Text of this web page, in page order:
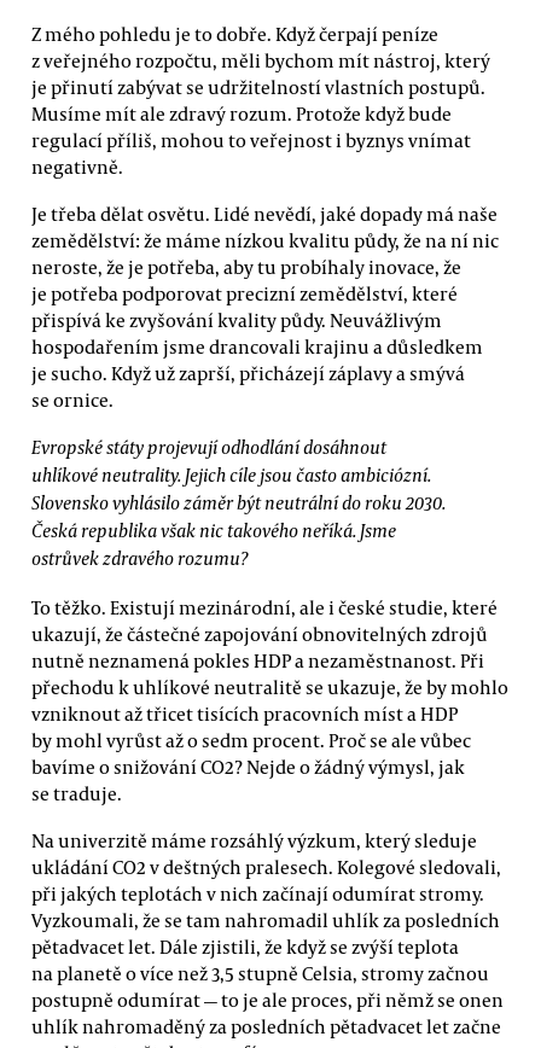
Z mého pohledu je to dobře. Když čerpají peníze
z veřejného rozpočtu, měli bychom mít nástroj, který
je přinutí zabývat se udržitelností vlastních postupů.
Musíme mít ale zdravý rozum. Protože když bude
regulací příliš, mohou to veřejnost i byznys vnímat
negativně.
Je třeba dělat osvětu. Lidé nevědí, jaké dopady má naše
zemědělství: že máme nízkou kvalitu půdy, že na ní nic
neroste, že je potřeba, aby tu probíhaly inovace, že
je potřeba podporovat precizní zemědělství, které
přispívá ke zvyšování kvality půdy. Neuvážlivým
hospodařením jsme drancovali krajinu a důsledkem
je sucho. Když už zaprší, přicházejí záplavy a smývá
se ornice.
Evropské státy projevují odhodlání dosáhnout
uhlíkové neutrality. Jejich cíle jsou často ambiciózní.
Slovensko vyhlásilo záměr být neutrální do roku 2030.
Česká republika však nic takového neříká. Jsme
ostrůvek zdravého rozumu?
To těžko. Existují mezinárodní, ale i české studie, které
ukazují, že částečné zapojování obnovitelných zdrojů
nutně neznamená pokles HDP a nezaměstnanost. Při
přechodu k uhlíkové neutralitě se ukazuje, že by mohlo
vzniknout až třicet tisících pracovních míst a HDP
by mohl vyrůst až o sedm procent. Proč se ale vůbec
bavíme o snižování CO2? Nejde o žádný výmysl, jak
se traduje.
Na univerzitě máme rozsáhlý výzkum, který sleduje
ukládání CO2 v deštných pralesech. Kolegové sledovali,
při jakých teplotách v nich začínají odumírat stromy.
Vyzkoumali, že se tam nahromadil uhlík za posledních
pětadvacet let. Dále zjistili, že když se zvýší teplota
na planetě o více než 3,5 stupně Celsia, stromy začnou
postupně odumírat — to je ale proces, při němž se onen
uhlík nahromaděný za posledních pětadvacet let začne